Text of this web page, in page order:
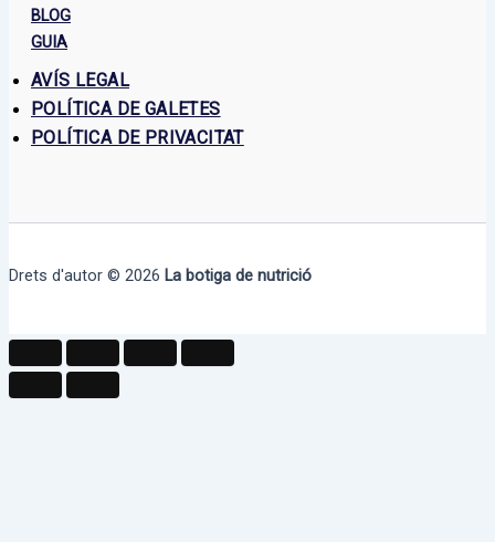
BLOG
GUIA
AVÍS LEGAL
POLÍTICA DE GALETES
POLÍTICA DE PRIVACITAT
Drets d'autor © 2026 La botiga de nutrició